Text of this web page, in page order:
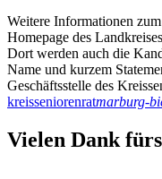
Weitere Informationen
Homepage des
Dort werden auch die
Name und kurzem
Geschäftsstelle des
kreisseniorenratmarburg-
Vielen Dank